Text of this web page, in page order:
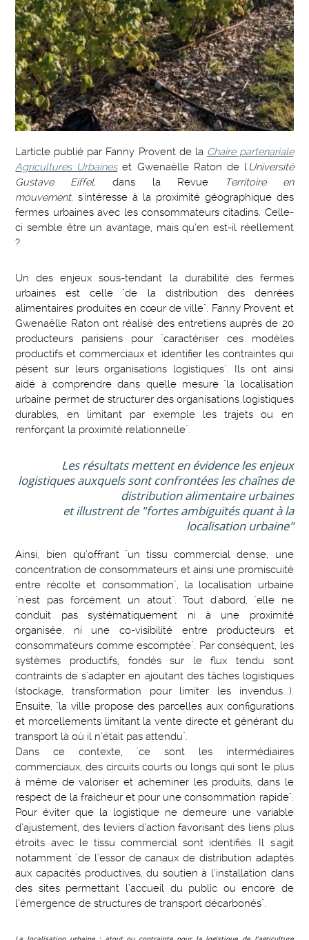
L'article publié par Fanny Provent de la Chaire partenariale
Agricultures Urbaines et Gwenaëlle Raton de l'Université
Gustave Eiffel, dans la Revue
Territoire en
mouvement, s'intéresse à la proximité géographique des
fermes urbaines avec les consommateurs citadins. Celle-
ci semble être un avantage, mais qu’en est-il réellement
?
Un des enjeux sous-tendant la durabilité des fermes
urbaines est celle "de la distribution des denrées
alimentaires produites en cœur de ville". Fanny Provent et
Gwenaëlle Raton ont réalisé des entretiens auprès de 20
producteurs parisiens pour "caractériser ces modèles
productifs et commerciaux et identifier les contraintes qui
pèsent sur leurs organisations logistiques". Ils ont ainsi
aidé à comprendre dans quelle mesure "la localisation
urbaine permet de structurer des organisations logistiques
durables, en limitant par exemple les trajets ou en
renforçant la proximité relationnelle".
Les résultats mettent en évidence les enjeux
logistiques auxquels sont confrontées les chaînes de
distribution alimentaire urbaines
et illustrent de "fortes ambiguïtés quant à la
localisation urbaine"
Ainsi, bien qu’offrant "un tissu commercial dense, une
concentration de consommateurs et ainsi une promiscuité
entre récolte et consommation", la localisation urbaine
"n'est pas forcément un atout". Tout d'abord, "elle ne
conduit pas systématiquement ni à une proximité
organisée, ni une co-visibilité entre producteurs et
consommateurs comme escomptée". Par conséquent, les
systèmes productifs, fondés sur le flux tendu sont
contraints de s’adapter en ajoutant des tâches logistiques
(stockage, transformation pour limiter les invendus...).
Ensuite, "la ville propose des parcelles aux configurations
et morcellements limitant la vente directe et générant du
transport là où il n’était pas attendu".
Dans ce contexte, "ce sont les intermédiaires
commerciaux, des circuits courts ou longs qui sont le plus
à même de valoriser et acheminer les produits, dans le
respect de la fraicheur et pour une consommation rapide".
Pour éviter que la logistique ne demeure une variable
d’ajustement, des leviers d’action favorisant des liens plus
étroits avec le tissu commercial sont identifiés. Il s'agit
notamment "de l’essor de canaux de distribution adaptés
aux capacités productives, du soutien à l’installation dans
des sites permettant l’accueil du public ou encore de
l’émergence de structures de transport décarbonés".